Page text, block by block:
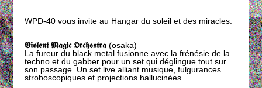
WPD-40 vous invite au Hangar du soleil et des miracles.
𝖁𝖎𝖔𝖑𝖊𝖓𝖙 𝕸𝖆𝖌𝖎𝖈 𝕺𝖗𝖈𝖍𝖊𝖘𝖙𝖗𝖆(osaka)
La fureur du black metal fusionne avec la frénésie de la
techno et du gabber pour un set qui déglingue tout sur
son passage. Un set live alliant musique, fulgurances
stroboscopiques et projections hallucinées.